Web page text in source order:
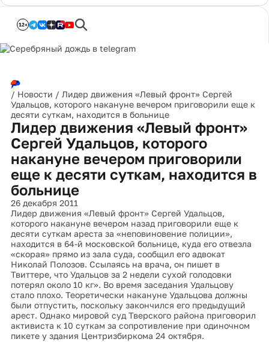
12+
/ Новости / Лидер движения «Левый фронт» Сергей
Удальцов, которого накануне вечером приговорили еще к
десяти суткам, находится в больнице
Лидер движения «Левый фронт»
Сергей Удальцов, которого
накануне вечером приговорили
еще к десяти суткам, находится в
больнице
26 декабря 2011
Лидер движения «Левый фронт» Сергей Удальцов,
которого накануне вечером назад приговорили еще к
десяти суткам ареста за «неповиновение полиции»,
находится в 64-й московской больнице, куда его отвезла
«скорая» прямо из зала суда, сообщил его адвокат
Николай Полозов. Ссылаясь на врача, он пишет в
Твиттере, что Удальцов за 2 недели сухой голодовки
потерял около 10 кг». Во время заседания Удальцову
стало плохо. Теоретически накануне Удальцова должны
были отпустить, поскольку закончился его предыдущий
арест. Однако мировой суд Тверского района приговорил
активиста к 10 суткам за сопротивление при одиночном
пикете у здания Центризбиркома 24 октября.